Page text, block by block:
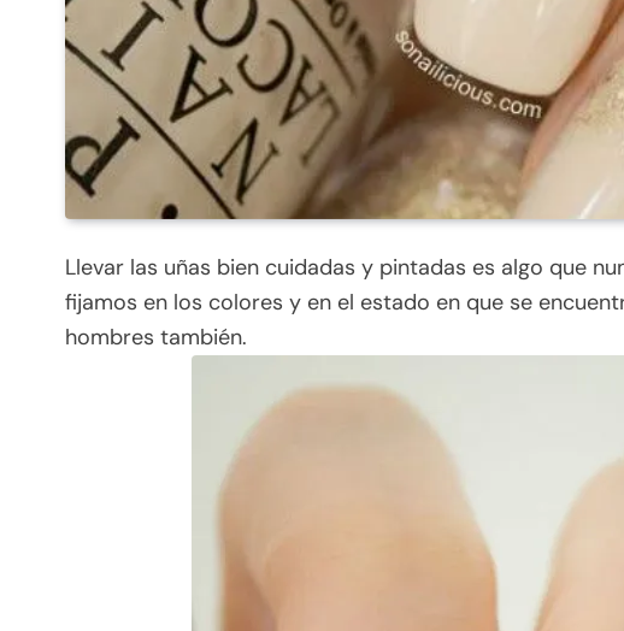
Llevar las uñas bien cuidadas y pintadas es algo que
fijamos en los colores y en el estado en que se
hombres también.